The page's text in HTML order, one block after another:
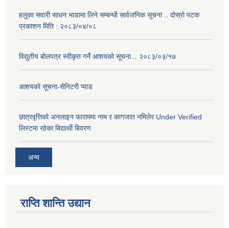
हलुका सवारी साधन भाडामा लिने सम्बन्धी सार्वजनिक सूचना .. दोस्रो पटक
प्रकाशन मिति : २०८३/०४/०८
विद्युतीय बोलपत्र स्वीकृत गर्ने आशयको सूचना... २०८३/०३/१७
आशयको सूचना-सेनिटरी प्याड
छात्रवृत्तिको अनलाइन फाराममा नाम र कागजात नमिलेर Under Verified
लिस्टमा रहेका बिद्यार्थी बिवरण
अन्य
राप्ति शान्ति उद्यान